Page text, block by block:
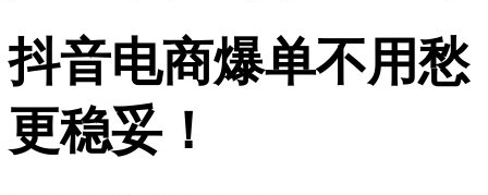
抖音电商爆单不用
更稳妥！